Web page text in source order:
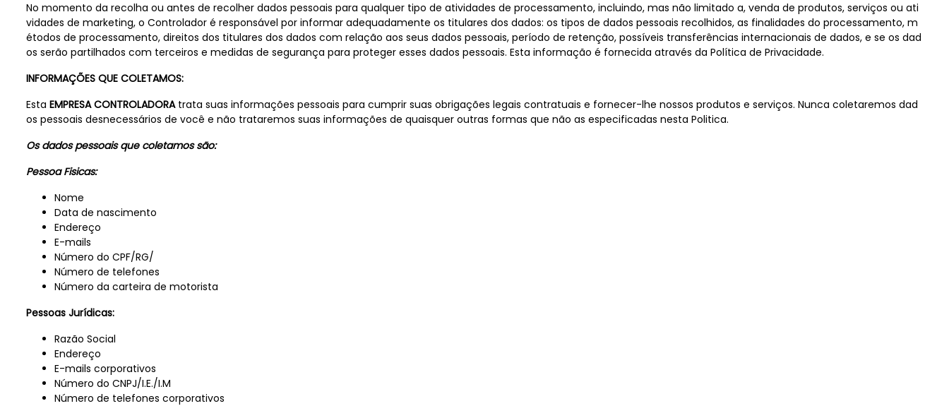
No momento da recolha ou antes de recolher dados pessoais para qualquer tipo de atividades de processamento, incluindo, mas não limitado a, venda de produtos, serviços ou ati
vidades de marketing, o Controlador é responsável por informar adequadamente os titulares dos dados: os tipos de dados pessoais recolhidos, as finalidades do processamento, m
étodos de processamento, direitos dos titulares dos dados com relação aos seus dados pessoais, período de retenção, possíveis transferências internacionais de dados, e se os dad
os serão partilhados com terceiros e medidas de segurança para proteger esses dados pessoais. Esta informação é fornecida através da Política de Privacidade.
INFORMAÇÕES QUE COLETAMOS:
Esta EMPRESA CONTROLADORA trata suas informações pessoais para cumprir suas obrigações legais contratuais e fornecer-lhe nossos produtos e serviços. Nunca coletaremos dad
os pessoais desnecessários de você e não trataremos suas informações de quaisquer outras formas que não as especificadas nesta Politica.
Os dados pessoais que coletamos são:
Pessoa Fisicas:
Nome
Data de nascimento
Endereço
E-mails
Número do CPF/RG/
Número de telefones
Número da carteira de motorista
Pessoas Jurídicas:
Razão Social
Endereço
E-mails corporativos
Número do CNPJ/I.E./I.M
Número de telefones corporativos